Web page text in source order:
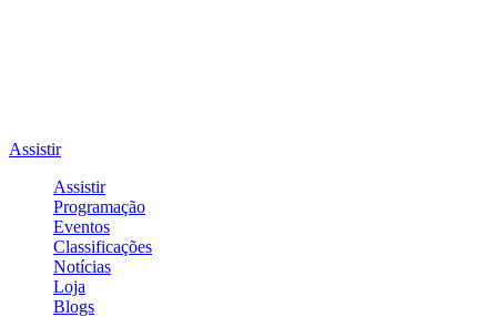
Assistir
Assistir
Programação
Eventos
Classificações
Notícias
Loja
Blogs